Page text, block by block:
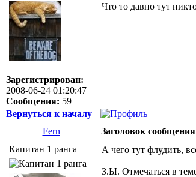
Зарегистрирован:
2008-06-24 01:20:47
Сообщения: 59
Что то давно тут
Вернуться к началу
Fern
Заголовок
Капитан 1 ранга
А чего тут флудить,
З.Ы. Отмечаться в